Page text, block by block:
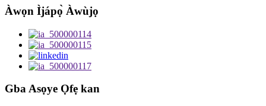
Àwọn Ìjápọ̀ Àwùjọ
Gba Asọye Ọfẹ kan